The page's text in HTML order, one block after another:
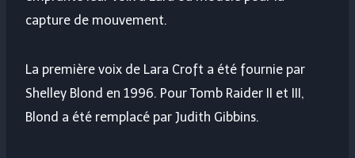
capture de mouvement.
La première voix de Lara Croft a été fournie par
Shelley Blond en 1996. Pour Tomb Raider II et III,
Blond a été remplacé par Judith Gibbins.